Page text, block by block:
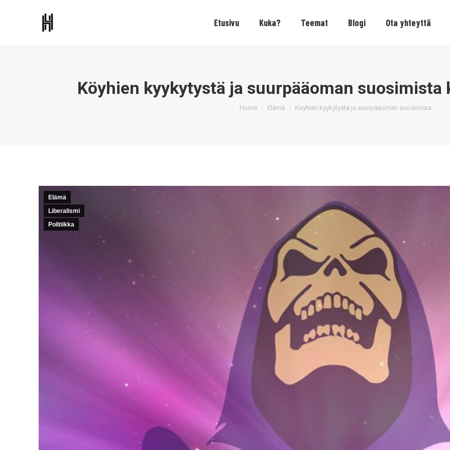
Etusivu Kuka? Teemat Blogi Ota yhteyttä
Köyhien kyykytystä ja suurpääoman
You are here:
Home Elämä Köyhien kyykytystä ja suurpääoman suosimista…
Elämä
Liberalismi
Politiikka